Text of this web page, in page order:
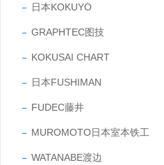
日本KOKUYO
GRAPHTEC图技
KOKUSAI CHART
日本FUSHIMAN
FUDEC藤井
MUROMOTO日本室本铁工
WATANABE渡边